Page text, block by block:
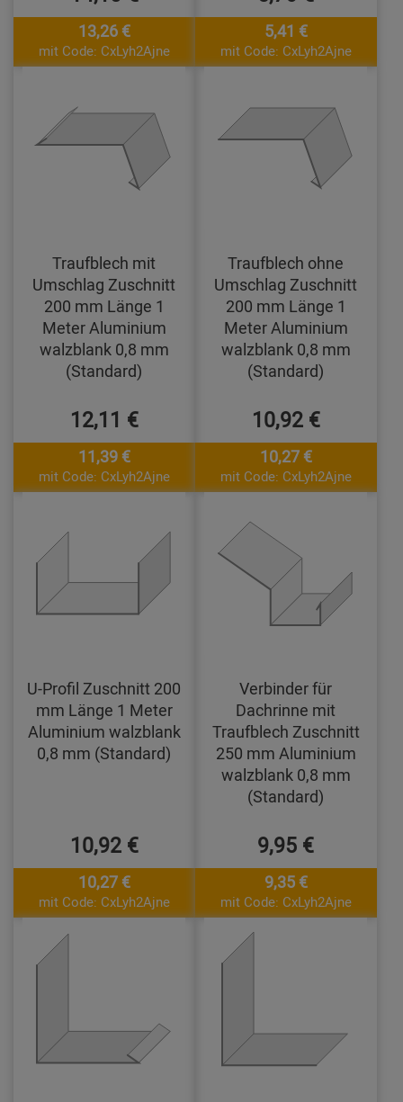
13,26 €
mit Code: CxLyh2Ajne
5,41 €
mit Code: CxLyh2Ajne
Traufblech mit
Umschlag Zuschnitt
200 mm Länge 1
Meter Aluminium
walzblank 0,8 mm
(Standard)
12,11 €
11,39 €
mit Code: CxLyh2Ajne
Traufblech ohne
Umschlag Zuschnitt
200 mm Länge 1
Meter Aluminium
walzblank 0,8 mm
(Standard)
10,92 €
10,27 €
mit Code: CxLyh2Ajne
U-Profil Zuschnitt 200
mm Länge 1 Meter
Aluminium walzblank
0,8 mm (Standard)
10,92 €
10,27 €
mit Code: CxLyh2Ajne
Verbinder für
Dachrinne mit
Traufblech Zuschnitt
250 mm Aluminium
walzblank 0,8 mm
(Standard)
9,95 €
9,35 €
mit Code: CxLyh2Ajne